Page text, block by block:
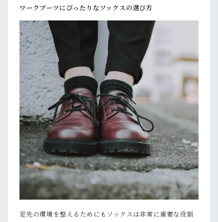
ワークブーツにぴったりなソックスの選び方
足先の環境を整えるためにもソックスは非常に重要な役割